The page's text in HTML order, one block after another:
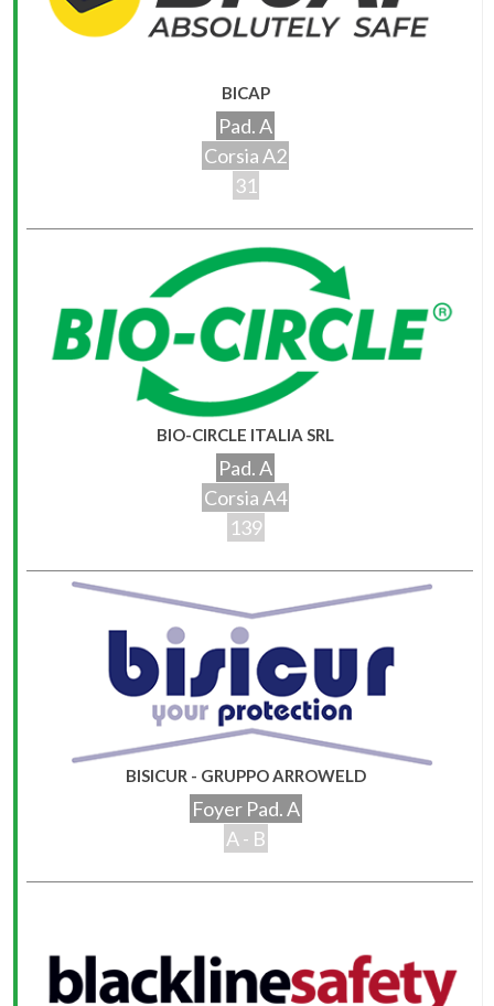
BICAP
Pad. A
Corsia A2
31
BIO-CIRCLE ITALIA SRL
Pad. A
Corsia A4
139
BISICUR - GRUPPO ARROWELD
Foyer Pad. A
A - B